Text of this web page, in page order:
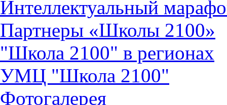
Интеллектуальный
Партнеры «Школы 2100»
"Школа 2100" в регионах
УМЦ "Школа 2100"
Фотогалерея